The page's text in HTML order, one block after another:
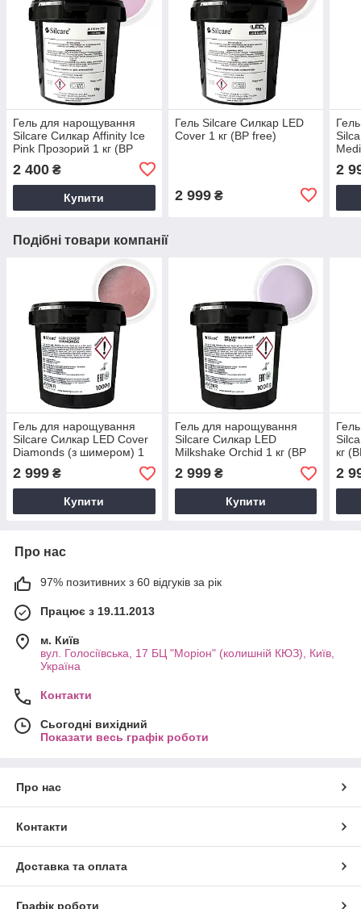
Гель для нарощування
Silcare Силкар Affinity Ice
Pink Прозорий 1 кг (BP
2 400 ₴
Купити
Гель Silcare Силкар LED
Cover 1 кг (BP free)
2 999₴
2
Подібні товари компанії
Гель для нарощування
Silcare Силкар LED Cover
Diamonds (з шимером) 1
2 999 ₴
Купити
Гель для нарощування
Silcare Силкар LED
Milkshake Orchid 1 кг (BP
2 999₴
Купити
кг
2
Про нас
97% позитивних з 60 відгуків за рік
Працює з 19.11.2013
м. Київ
вул. Голосіївська, 17 БЦ "Моріон" (колишній КЮЗ), Київ,
Україна
Контакти
Сьогодні вихідний
Показати весь графік роботи
Про нас
Контакти
Доставка та оплата
Графік роботи